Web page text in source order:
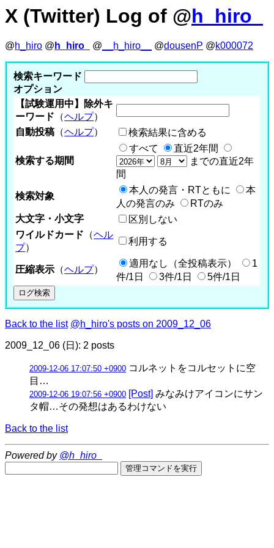
X (Twitter) Log of @h_hiro_
@h_hiro @ h_hiro_ @ __h_hiro__ @dousenP @k000072
検索キーワード
オプション
【試験運用中】除外キ
ーワード （ヘルプ）
自動投稿 （ヘルプ） 検索結果に含める
検索する期間
すべて
直近2年間
までの直近2年
間
検索対象
本人の発言・RTともに
本
人の発言のみ
RTのみ
大文字・小文字
区別しない
ワイルドカード （ヘル
プ）
利用する
圧縮表示 （ヘルプ）
適用なし（全投稿表示）
1
件/1日
3件/1日 5件/1日
Back to the list @h_hiro's posts on 2009_12_06
2009_12_06 (日): 2 posts
2009-12-06 17:07:50 +0900 コルネットをコルセットに空
目…
2009-12-06 19:07:56 +0900 [Post] みなみけアイコンにサン
タ帽…その発想はあるわけない
Back to the list
Powered by @h_hiro_